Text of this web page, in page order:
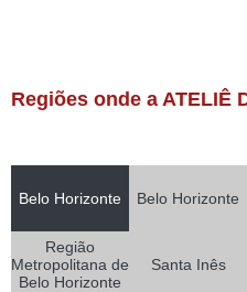
Regiões onde a ATELIÊ
Belo Horizonte Belo Horizonte
Região
Metropolitana de
Belo Horizonte
Santa Inês